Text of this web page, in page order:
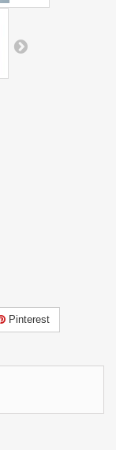
Pinterest